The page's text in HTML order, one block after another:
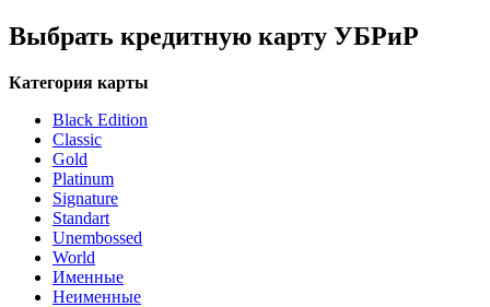
Выбрать кредитную карту УБРиР
Категория карты
Black Edition
Classic
Gold
Platinum
Signature
Standart
Unembossed
World
Именные
Неименные